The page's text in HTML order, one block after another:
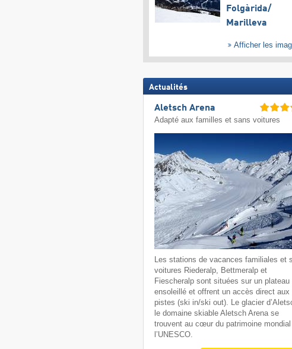
Folgàrida/​
Marilleva
Afficher les
Actualités
Aletsch Arena
Adapté aux familles et sans voitures
Les stations de vacances familiales et
voitures Riederalp, Bettmeralp et
Fiescheralp sont situées sur un plateau
ensoleillé et offrent un accès direct aux
pistes (ski in/ski out). Le glacier
le domaine skiable Aletsch Arena se
trouvent au cœur du patrimoine
l’UNESCO.